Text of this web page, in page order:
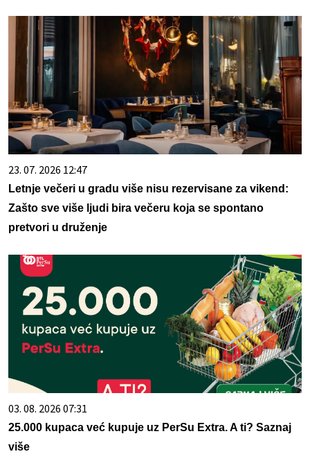
23. 07. 2026 12:47
Letnje večeri u gradu više nisu rezervisane za vikend:
Zašto sve više ljudi bira večeru koja se spontano
pretvori u druženje
03. 08. 2026 07:31
25.000 kupaca već kupuje uz PerSu Extra. A ti? Saznaj
više